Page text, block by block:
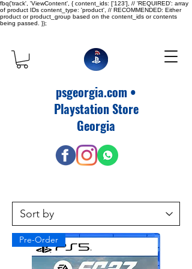
fbq('track', 'ViewContent', { content_ids: ['123'], // 'REQUIRED': array
of product IDs content_type: 'product', // RECOMMENDED: Either
product or product_group based on the content_ids or contents
being passed. });
psgeorgia.com •
Playstation Store
Georgia
Pre-Order